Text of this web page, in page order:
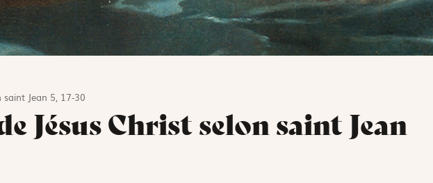
saint Jean 5, 17-30
Jésus Christ selon saint Jean